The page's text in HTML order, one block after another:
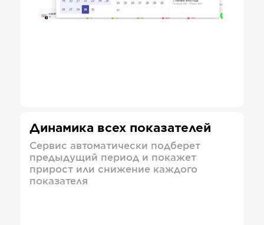
Динамика всех показателей
Сервис автоматически подберет
предыдущий период и покажет
прирост или снижение каждого
показателя